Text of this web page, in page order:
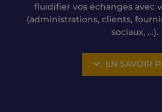
fluidifier vos échanges avec
(administrations, clients,
sociaux, …).
EN SAVOIR